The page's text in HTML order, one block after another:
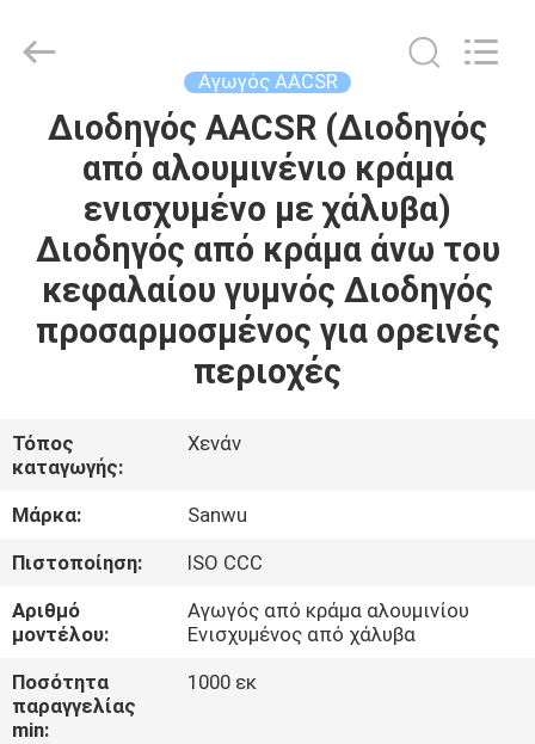
ΣΠΊΤΙ
ΠΡΟΪΌΝΤΑ
ΠΕΡΊΠΟΥ
ΕΜΕΊΣ
ΕΡΓΟΣΤΑΣΊΩΝ
ΠΟΙΟΤΙΚΌΣ
ΈΛΕΓΧΟΣ
ΜΑΣ
ΕΛΆΤΕ
ΣΕ
Αγωγός AACSR
Διοδηγός AACSR (Διοδηγός
από αλουμινένιο κράμα
ενισχυμένο με χάλυβα)
Διοδηγός από κράμα άνω του
κεφαλαίου γυμνός Διοδηγός
προσαρμοσμένος για ορεινές
περιοχές
Τόπος
καταγωγής:
Χενάν
Μάρκα:
Sanwu
Πιστοποίηση:
ISO CCC
Αριθμό
μοντέλου:
Αγωγός από κράμα αλουμινίου
Ενισχυμένος από χάλυβα
Ποσότητα
παραγγελίας
min:
1000 εκ